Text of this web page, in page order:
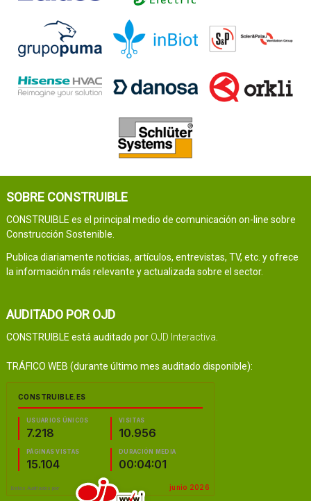
SOBRE CONSTRUIBLE
CONSTRUIBLE es el principal medio de comunicación on-line sobre
Construcción Sostenible.
Publica diariamente noticias, artículos, entrevistas, TV, etc. y ofrece
la información más relevante y actualizada sobre el sector.
AUDITADO POR OJD
CONSTRUIBLE está auditado por OJD Interactiva
TRÁFICO WEB (durante último mes auditado disponible):